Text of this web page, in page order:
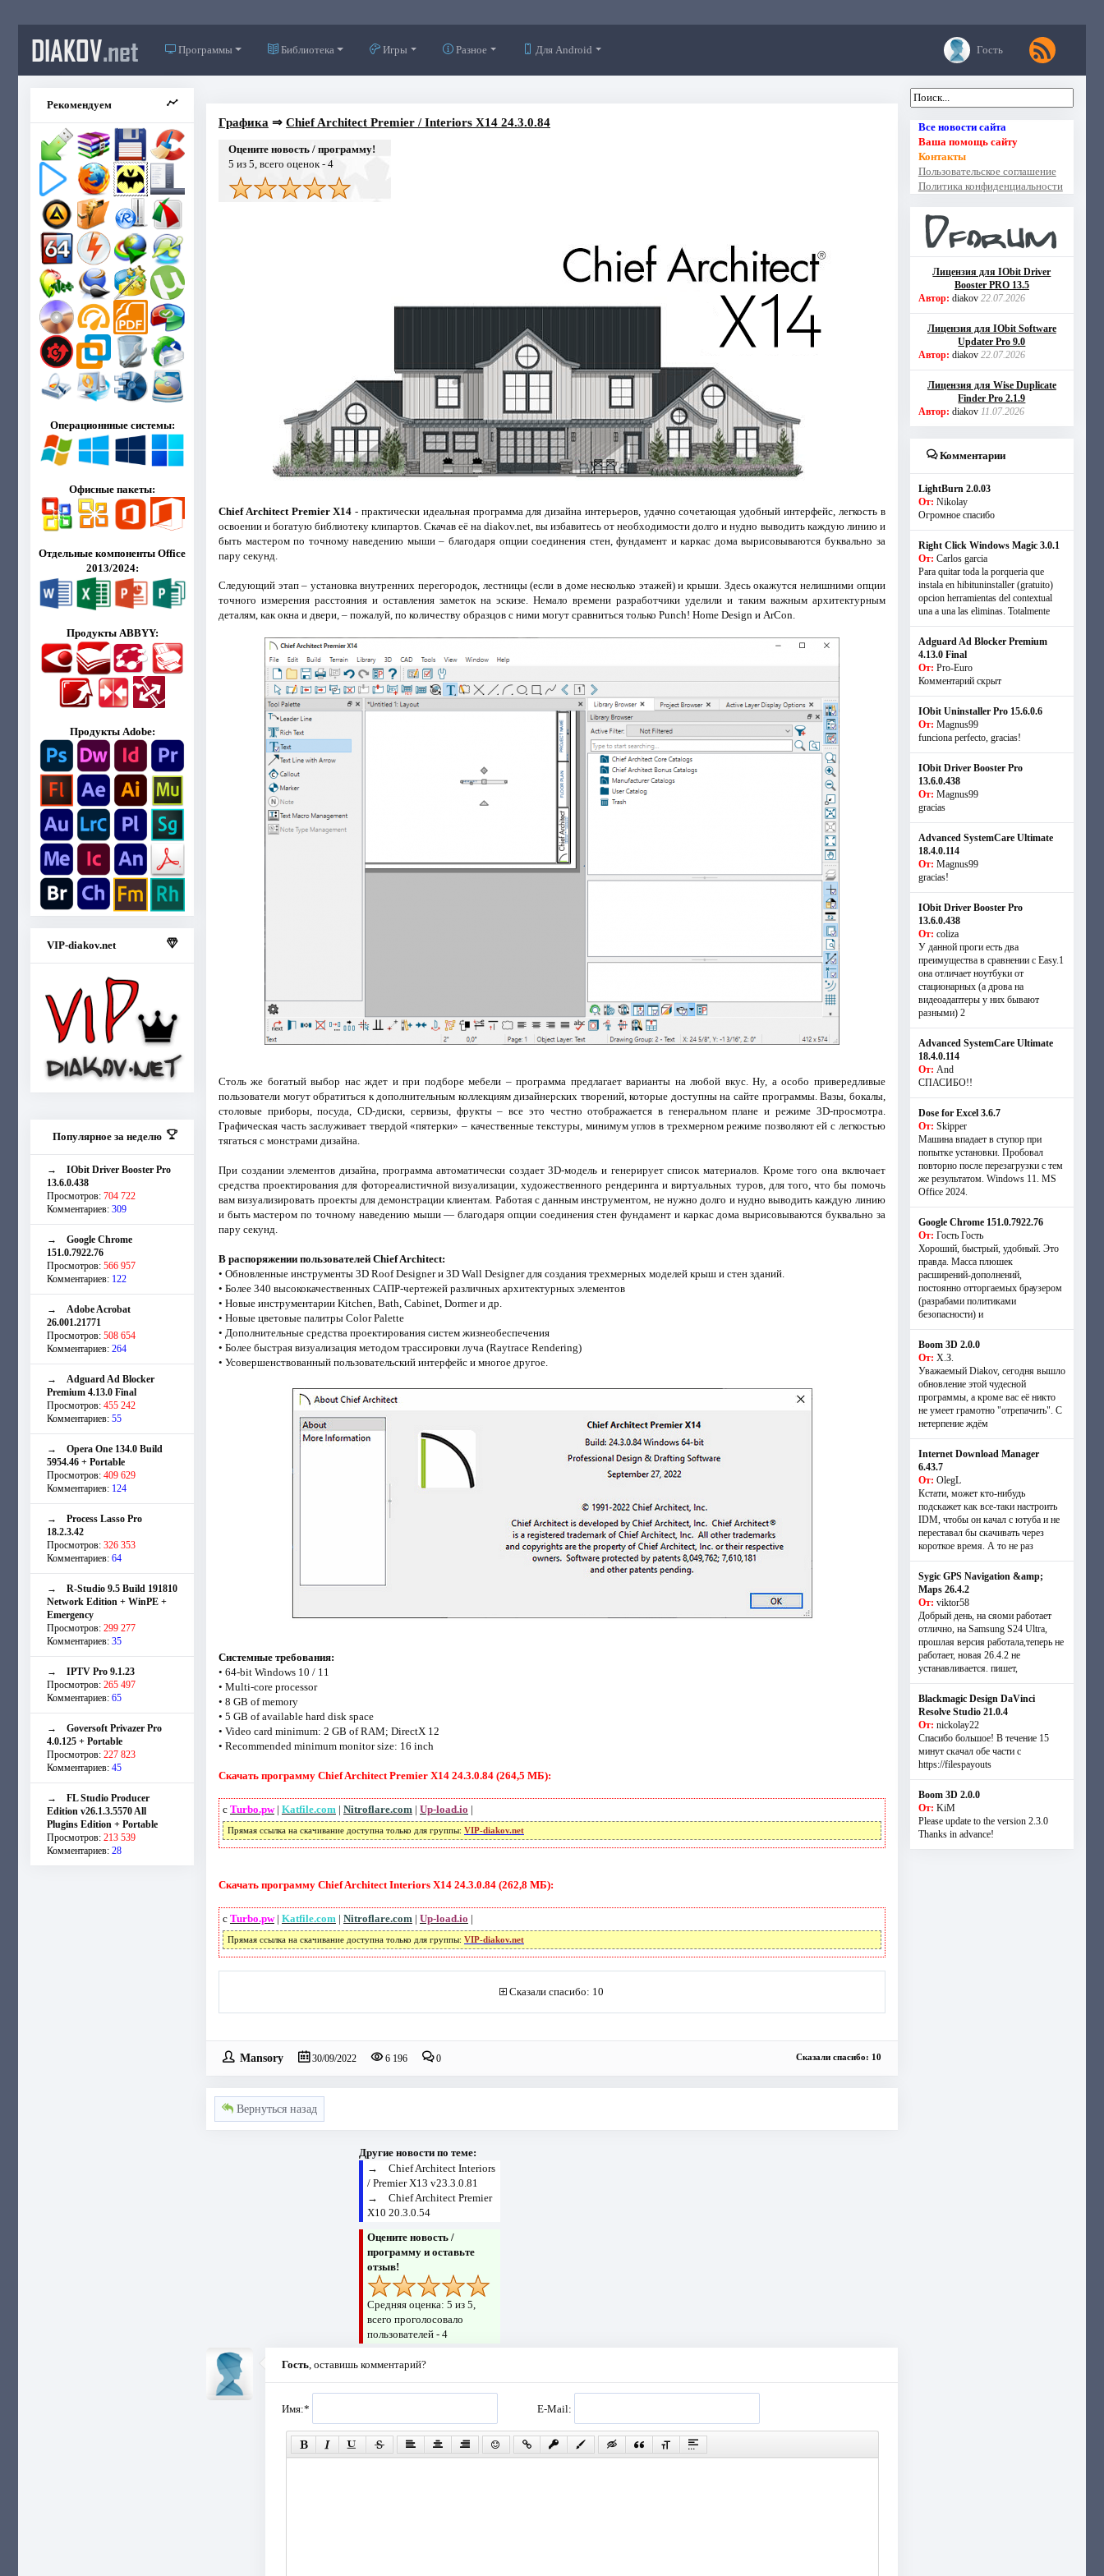
DIAKOV.net Программы Библиотека Игры Разное Для Android Гость
Рекомендуем
Операционнные системы:
Офисные пакеты:
Отдельные компоненты Office
2013/2024:
Продукты ABBYY:
Продукты Adobe:
VIP-diakov.net
Популярное за неделю
→ IObit Driver Booster Pro
13.6.0.438
Просмотров: 704 722
Комментариев: 309
→ Google Chrome
151.0.7922.76
Просмотров: 566 957
Комментариев: 122
→ Adobe Acrobat
26.001.21771
Просмотров: 508 654
Комментариев: 264
→ Adguard Ad Blocker
Premium 4.13.0 Final
Просмотров: 455 242
Комментариев: 55
→ Opera One 134.0 Build
5954.46 + Portable
Просмотров: 409 629
Комментариев: 124
→ Process Lasso Pro
18.2.3.42
Просмотров: 326 353
Комментариев: 64
→ R-Studio 9.5 Build 191810
Network Edition + WinPE +
Emergency
Просмотров: 299 277
Комментариев: 35
→ IPTV Pro 9.1.23
Просмотров: 265 497
Комментариев: 65
→ Goversoft Privazer Pro
4.0.125 + Portable
Просмотров: 227 823
Комментариев: 45
→ FL Studio Producer
Edition v26.1.3.5570 All
Plugins Edition + Portable
Просмотров: 213 539
Комментариев: 28
Графика ⇒ Chief Architect Premier / Interiors X14 24.3.0.84
Оцените новость / программу!
5 из 5, всего оценок - 4
Chief Architect Premier X14 - практически идеальная программа для дизайна интерьеров, удачно сочетающая удобный интерфейс, легкость в
освоении и богатую библиотеку клипартов. Скачав её на diakov.net, вы избавитесь от необходимости долго и нудно выводить каждую линию и
быть мастером по точному наведению мыши – благодаря опции соединения стен, фундамент и каркас дома вырисовываются буквально за
пару секунд.
Следующий этап – установка внутренних перегородок, лестницы (если в доме несколько этажей) и крыши. Здесь окажутся нелишними опции
точного измерения расстояния и оставления заметок на эскизе. Немало времени разработчики уделили и таким важным архитектурным
деталям, как окна и двери, – пожалуй, по количеству образцов с ними могут сравниться только Punch! Home Design и ArCon.
Столь же богатый выбор нас ждет и при подборе мебели – программа предлагает варианты на любой вкус. Ну, а особо привередливые
пользователи могут обратиться к дополнительным коллекциям дизайнерских творений, которые доступны на сайте программы. Вазы, бокалы,
столовые приборы, посуда, CD-диски, сервизы, фрукты – все это честно отображается в генеральном плане и режиме 3D-просмотра.
Графическая часть заслуживает твердой «пятерки» – качественные текстуры, минимум углов в трехмерном режиме позволяют ей с легкостью
тягаться с монстрами дизайна.
При создании элементов дизайна, программа автоматически создает 3D-модель и генерирует список материалов. Кроме того она включает
средства проектирования для фотореалистичной визуализации, художественного рендеринга и виртуальных туров, для того, что бы помочь
вам визуализировать проекты для демонстрации клиентам. Работая с данным инструментом, не нужно долго и нудно выводить каждую линию
и быть мастером по точному наведению мыши — благодаря опции соединения стен фундамент и каркас дома вырисовываются буквально за
пару секунд.
В распоряжении пользователей Chief Architect:
• Обновленные инструменты 3D Roof Designer и 3D Wall Designer для создания трехмерных моделей крыш и стен зданий.
• Более 340 высококачественных САПР-чертежей различных архитектурных элементов
• Новые инструментарии Kitchen, Bath, Cabinet, Dormer и др.
• Новые цветовые палитры Color Palette
• Дополнительные средства проектирования систем жизнеобеспечения
• Более быстрая визуализация методом трассировки луча (Raytrace Rendering)
• Усовершенствованный пользовательский интерфейс и многое другое.
Системные требования:
• 64-bit Windows 10 / 11
• Multi-core processor
• 8 GB of memory
• 5 GB of available hard disk space
• Video card minimum: 2 GB of RAM; DirectX 12
• Recommended minimum monitor size: 16 inch
Скачать программу Chief Architect Premier X14 24.3.0.84 (264,5 МБ):
с Turbo.pw| Katfile.com | Nitroflare.com | Up-load.io |
Прямая ссылка на скачивание доступна только для группы: VIP-diakov.net
Скачать программу Chief Architect Interiors X14 24.3.0.84 (262,8 МБ):
с Turbo.pw| Katfile.com | Nitroflare.com | Up-load.io |
Прямая ссылка на скачивание доступна только для группы: VIP-diakov.net
Сказали спасибо: 10
Mansory 30/09/2022 6 196 0 Сказали спасибо: 10
Вернуться назад
Другие новости по теме:
→ Chief Architect Interiors
/ Premier X13 v23.3.0.81
→ Chief Architect Premier
X10 20.3.0.54
Оцените новость /
программу и оставьте
отзыв!
Средняя оценка: 5 из 5,
всего проголосовало
пользователей - 4
Гость, оставишь комментарий?
Имя:* E-Mail:
Все новости сайта
Ваша помощь сайту
Контакты
Пользовательское соглашение
Политика конфиденциальности
Лицензия для IObit Driver
Booster PRO 13.5
Автор: diakov 22.07.2026
Лицензия для IObit Software
Updater Pro 9.0
Автор: diakov 22.07.2026
Лицензия для Wise Duplicate
Finder Pro 2.1.9
Автор: diakov 11.07.2026
Комментарии
LightBurn 2.0.03
От: Nikolay
Огромное спасибо
Right Click Windows Magic 3.0.1
От: Carlos garcia
Para quitar toda la porqueria que
instala en hibituninstaller (gratuito)
opcion herramientas del contextual
una a una las eliminas. Totalmente
Adguard Ad Blocker Premium
4.13.0 Final
От: Pro-Euro
Комментарий скрыт
IObit Uninstaller Pro 15.6.0.6
От: Magnus99
funciona perfecto, gracias!
IObit Driver Booster Pro
13.6.0.438
От: Magnus99
gracias
Advanced SystemCare Ultimate
18.4.0.114
От: Magnus99
gracias!
IObit Driver Booster Pro
13.6.0.438
От: coliza
У данной проги есть два
преимущества в сравнении с Easy.1
она отличает ноутбуки от
стационарных (а дрова на
видеоадаптеры у них бывают
разными) 2
Advanced SystemCare Ultimate
18.4.0.114
От: And
СПАСИБО!!
Dose for Excel 3.6.7
От: Skipper
Машина впадает в ступор при
попытке установки. Пробовал
повторно после перезагрузки с тем
же результатом. Windows 11. MS
Offiсe 2024.
Google Chrome 151.0.7922.76
От: Гость Гость
Хороший, быстрый, удобный. Это
правда. Масса плюшек
расширений-дополнений,
постоянно отторгаемых браузером
(разрабами политиками
безопасности) и
Boom 3D 2.0.0
От: Х.З.
Уважаемый Diakov, сегодня вышло
обновление этой чудесной
программы, а кроме вас её никто
не умеет грамотно "отрепачить". С
нетерпение ждём
Internet Download Manager
6.43.7
От: OlegL
Кстати, может кто-нибудь
подскажет как все-таки настроить
IDM, чтобы он качал с ютуба и не
переставал бы скачивать через
короткое время. А то не раз
Sygic GPS Navigation &amp;
Maps 26.4.2
От: viktor58
Добрый день, на сяоми работает
отлично, на Samsung S24 Ultra,
прошлая версия работала,теперь не
работает, новая 26.4.2 не
устанавливается. пишет,
Blackmagic Design DaVinci
Resolve Studio 21.0.4
От: nickolay22
Спасибо большое! В течение 15
минут скачал обе части с
https://filespayouts
Boom 3D 2.0.0
От: KiM
Please update to the version 2.3.0
Thanks in advance!